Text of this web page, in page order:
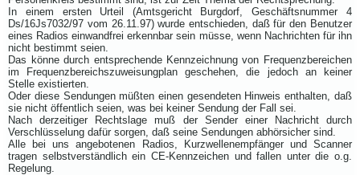
In einem ersten Urteil (Amtsgericht Burgdorf, Geschäftsnummer 4
Ds/16Js7032/97 vom 26.11.97) wurde entschieden, daß für den Benutzer
eines Radios einwandfrei erkennbar sein müsse, wenn Nachrichten für ihn
nicht bestimmt seien.
Das könne durch entsprechende Kennzeichnung von Frequenzbereichen
im Frequenzbereichszuweisungplan geschehen, die jedoch an keiner
Stelle existierten.
Oder diese Sendungen müßten einen gesendeten Hinweis enthalten, daß
sie nicht öffentlich seien, was bei keiner Sendung der Fall sei.
Nach derzeitiger Rechtslage muß der Sender einer Nachricht durch
Verschlüsselung dafür sorgen, daß seine Sendungen abhörsicher sind.
Alle bei uns angebotenen Radios, Kurzwellenempfänger und Scanner
tragen selbstverständlich ein CE-Kennzeichen und fallen unter die o.g.
Regelung.